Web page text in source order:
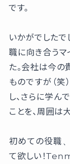
です。
いかがでしたで
職に向き合うマ
た。会社は今の
ものですが（
し、さらに学ん
ことを、周囲は
初めての役職
て欲しい！